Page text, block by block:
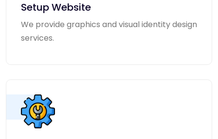
Setup Website
We provide graphics and visual identity design
services.